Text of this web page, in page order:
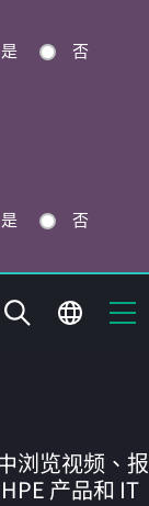
是 否
是 否
浏览视频、报
产品和 IT